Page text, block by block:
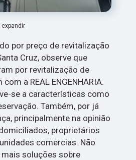
por preço de revitalização
Cruz, observe que
por revitalização de
a REAL ENGENHARIA.
se a características como
Também, por já
principalmente na opinião
proprietários
comercias. Não
soluções sobre